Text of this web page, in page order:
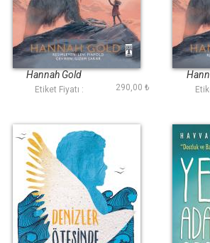
Son Ayı
Hannah Gold
Etiket Fiyatı : 290,00 ₺
Son